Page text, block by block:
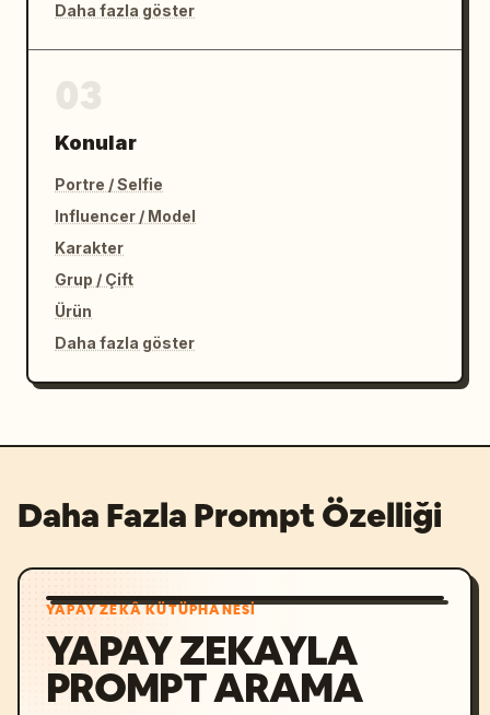
Daha fazla göster
Konular
Portre / Selfie
Influencer / Model
Karakter
Grup / Çift
Ürün
Daha fazla göster
Daha Fazla Prompt Özelliği
YAPAY ZEKÂ KÜTÜPHANESI
YAPAY ZEKAYLA
PROMPT ARAMA